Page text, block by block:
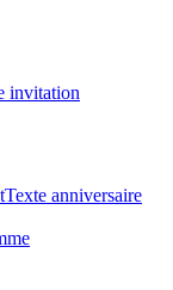
invitation
Texte anniversaire